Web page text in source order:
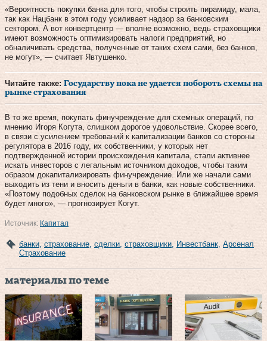
«Вероятность покупки банка для того, чтобы строить пирамиду, мала,
так как Нацбанк в этом году усиливает надзор за банковским
сектором. А вот конвертцентр — вполне возможно, ведь страховщики
имеют возможность оптимизировать налоги предприятий, но
обналичивать средства, полученные от таких схем сами, без банков,
не могут», — считает Явтушенко.
Читайте также: Государству пока не удается побороть схемы на
рынке страхования
В то же время, покупать финучреждение для схемных операций, по
мнению Игоря Когута, слишком дорогое удовольствие. Скорее всего,
в связи с усилением требований к капитализации банков со стороны
регулятора в 2016 году, их собственники, у которых нет
подтвержденной истории происхождения капитала, стали активнее
искать инвесторов с легальным источником доходов, чтобы таким
образом докапитализировать финучреждение. Или же начали сами
выходить из тени и вносить деньги в банки, как новые собственники.
«Поэтому подобных сделок на банковском рынке в ближайшее время
будет много», — прогнозирует Когут.
Источник: Капитал
банки страхование сделки страховщики Инвестбанк Арсенал
Страхование
материалы по теме